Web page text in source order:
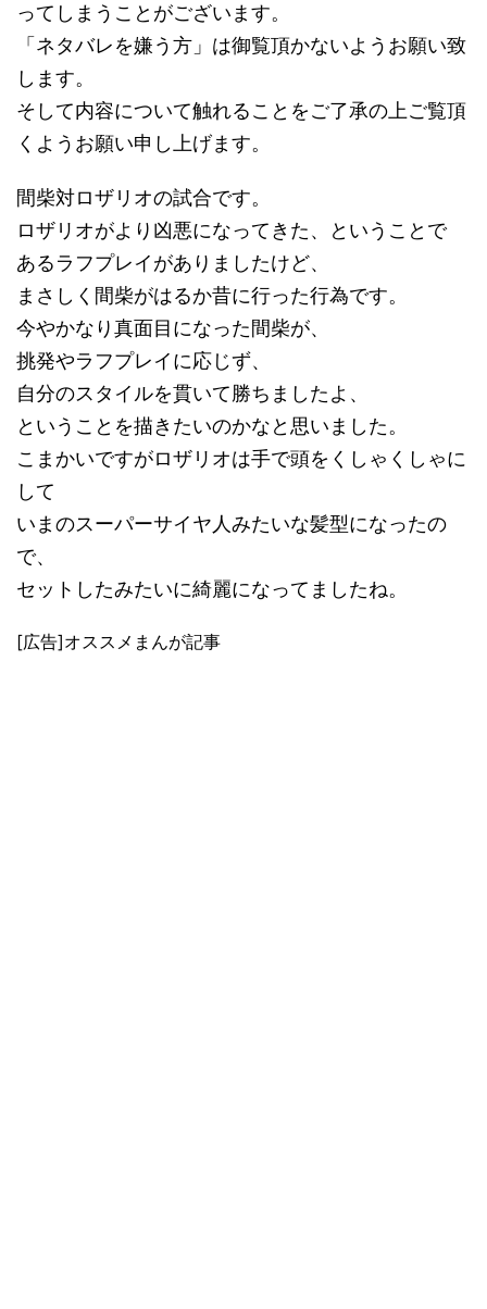
ってしまうことがございます。
「ネタバレを嫌う方」は御覧頂かないようお願い致
します。
そして内容について触れることをご了承の上ご覧頂
くようお願い申し上げます。
間柴対ロザリオの試合です。
ロザリオがより凶悪になってきた、ということで
あるラフプレイがありましたけど、
まさしく間柴がはるか昔に行った行為です。
今やかなり真面目になった間柴が、
挑発やラフプレイに応じず、
自分のスタイルを貫いて勝ちましたよ、
ということを描きたいのかなと思いました。
こまかいですがロザリオは手で頭をくしゃくしゃに
して
いまのスーパーサイヤ人みたいな髪型になったの
で、
セットしたみたいに綺麗になってましたね。
[広告]オススメまんが記事